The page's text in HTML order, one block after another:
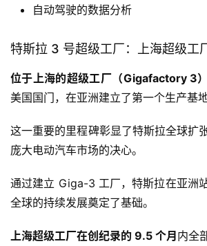
自动驾驶的数据分析
特斯拉 3 号超级工厂：上海超级工
位于上海的超级工厂（Gigafactory 3）
美国国门，在亚洲建立了第一个生产基地
这一重要的里程碑彰显了特斯拉全球扩
庞大电动汽车市场的决心。
通过建立 Giga-3 工厂，特斯拉在亚洲
全球的持续发展奠定了基础。
上海超级工厂在创纪录的 9.5 个月内全